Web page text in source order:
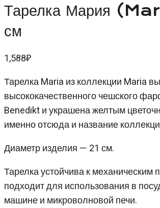
Тарелка Мария
см
1,588₽
Тарелка Maria из коллекции Maria
высококачественного чешского
Benedikt и украшена желтым
именно отсюда и название
Диаметр изделия — 21 см.
Тарелка устойчива к механическим
подходит для использования в
машине и микроволновой печи.